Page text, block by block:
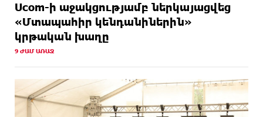
Ucom-ի աջակցությամբ ներկայացվեց
«Մտապահիր կենդանիներին»
կրթական խաղը
9 ԺԱՄ ԱՌԱՋ